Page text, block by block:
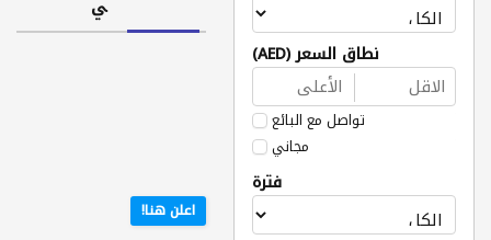
نطاق السعر (AED)
تواصل مع البائع
مجاني
فترة
ي
اعلن هنا!